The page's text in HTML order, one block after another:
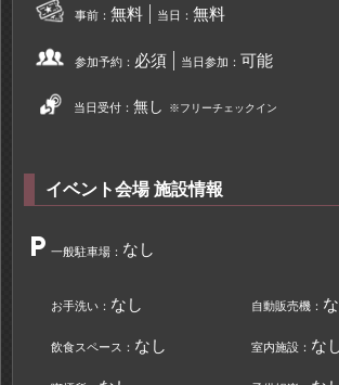
事前： 無料 当日： 無料
参加予約： 必須 当日参加： 可能
当日受付：無し ※フリーチェックイン
イベント会場 施設情報
local_parking 一般駐車場： なし
お手洗い： なし 自動販売機：
飲食スペース： なし 室内施設： な